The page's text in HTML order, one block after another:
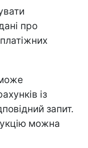
про
із
запит.
можна